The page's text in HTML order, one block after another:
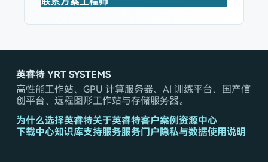
英睿特 YRT SYSTEMS
高性能工作站、GPU 计算服务器、AI 训练平台、国产信
创平台、远程图形工作站与存储服务器。
为什么选择英睿特关于英睿特客户案例资源中心
下载中心知识库支持服务服务门户隐私与数据使用说明